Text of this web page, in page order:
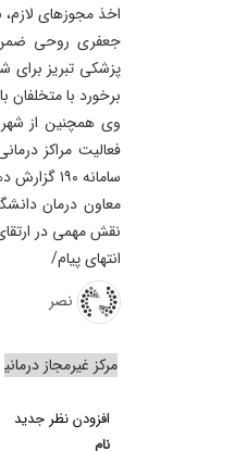
اخذ مجوزهای
جعفری روحی ضمن
پزشکی تبریز برای
برخورد با
وی همچنین از
فعالیت مراکز
سامانه ۱۹۰ گزارش دهند تا در کوتاه‌ترین زمان ممکن مورد رسیدگی قرار گیرد.
معاون درمان
نقش مهمی در
انتهای پیام/
نصر
مرکز غیرمجاز درمانی
افزودن نظر جدید
نام